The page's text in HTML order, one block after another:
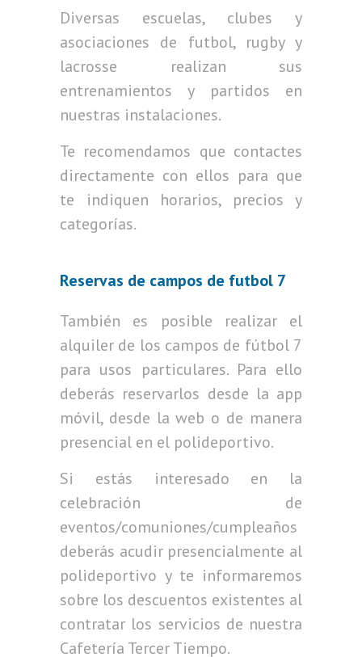
Diversas escuelas, clubes y
asociaciones de futbol, rugby y
lacrosse realizan sus
entrenamientos y partidos en
nuestras instalaciones.
Te recomendamos que contactes
directamente con ellos para que
te indiquen horarios, precios y
categorías.
Reservas de campos de futbol 7
También es posible realizar el
alquiler de los campos de fútbol 7
para usos particulares. Para ello
deberás reservarlos desde la app
móvil, desde la web o de manera
presencial en el polideportivo.
Si estás interesado en la
celebración de
eventos/comuniones/cumpleaños
deberás acudir presencialmente al
polideportivo y te informaremos
sobre los descuentos existentes al
contratar los servicios de nuestra
Cafetería Tercer Tiempo.